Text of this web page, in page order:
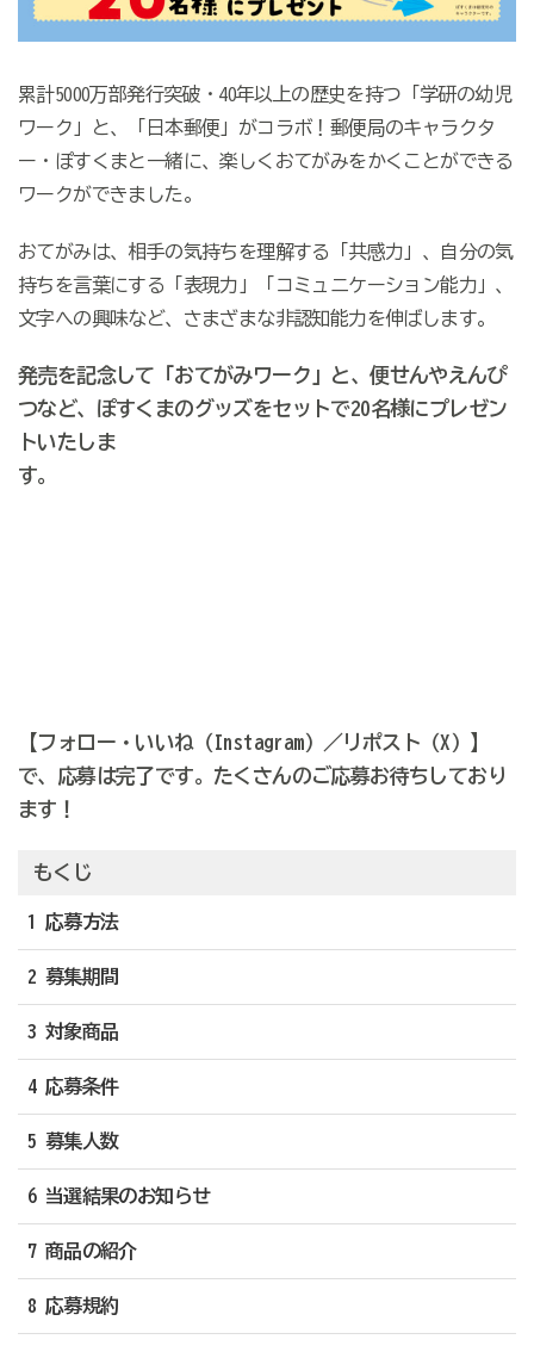
累計5000万部発行突破・ 40年以上の歴史を持つ「学研の幼児
ワーク」と、「日本郵便」がコラボ！郵便局のキャラクタ
ー・ぽすくまと一緒に、楽しくおてがみをかくことができる
ワークができました。
おてがみは、相手の気持ちを理解する「共感力」、自分の気
持ちを言葉にする「表現力」「コミュニケーション能力」、
文字への興味など、さまざまな非認知能力を伸ばします。
発売を記念して「おてがみワーク」と、便せんやえんぴ
つなど、ぽすくまのグッズをセットで20名様にプレゼン
トいたしま
す。
【フォロー・いいね（Instagram）／リポスト（X）】
で、応募は完了です。たくさんのご応募お待ちしており
ます！
もくじ
1 応募方法
2 募集期間
3 対象商品
4 応募条件
5 募集人数
6 当選結果のお知らせ
7 商品の紹介
8 応募規約